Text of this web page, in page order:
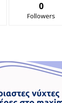
0
Followers